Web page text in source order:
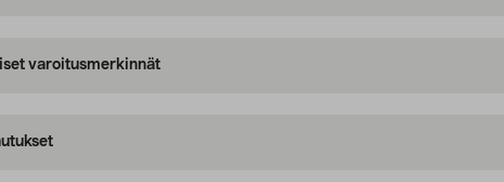
varoitusmerkinnät